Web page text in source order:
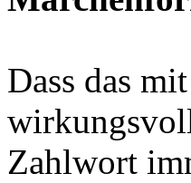
Dass das
Zahlwort